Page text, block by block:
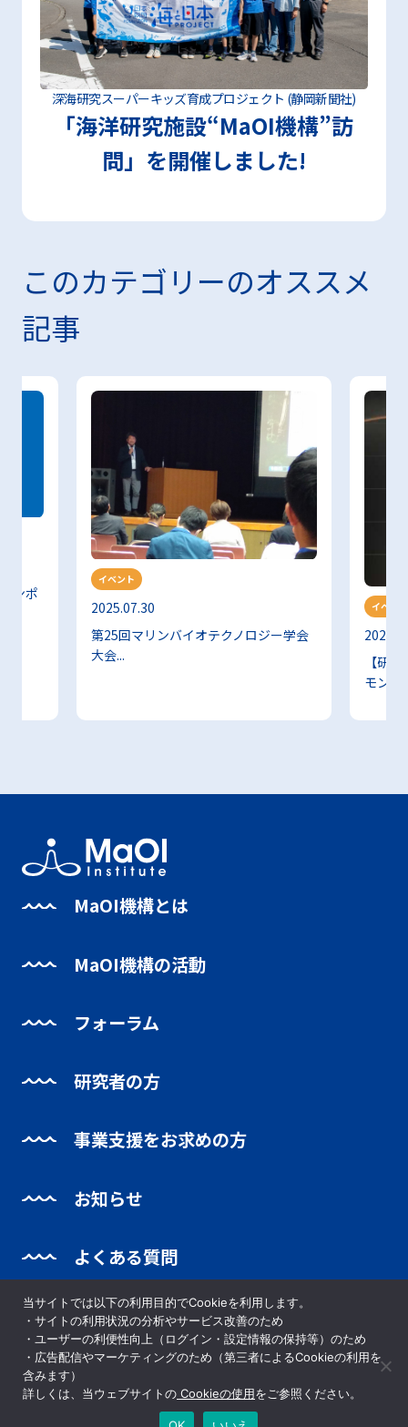
深海研究スーパーキッズ育成プロジェクト (静岡新聞社)
「海洋研究施設“MaOI機構”訪
問」を開催しました!
このカテゴリーのオススメ
記事
ンポ
イベント
2025.07.30
第25回マリンバイオテクノロジー学会
大会...
イベント
【研
モンに
MaOI機構とは
MaOI機構の活動
フォーラム
研究者の方
事業支援をお求めの方
お知らせ
よくある質問
当サイトでは以下の利用目的でCookieを利用します。
・サイトの利用状況の分析やサービス改善のため
・ユーザーの利便性向上（ログイン・設定情報の保持等）のため
・広告配信やマーケティングのため（第三者によるCookieの利用を
含みます）
詳しくは、当ウェブサイトの Cookieの使用をご参照ください。